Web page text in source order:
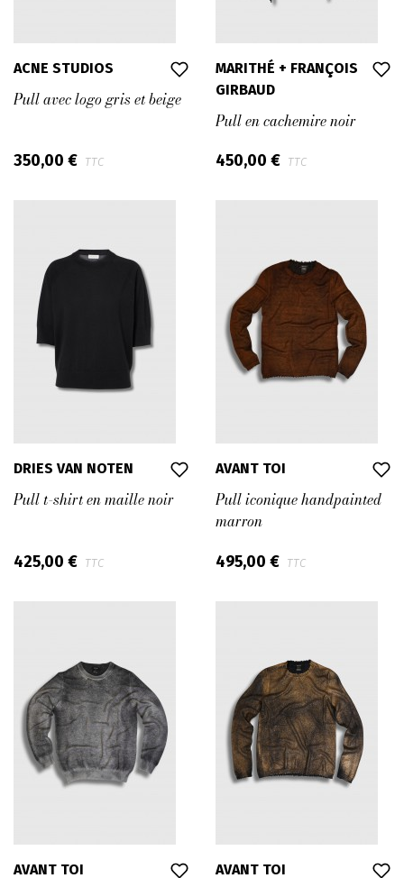
ACNE STUDIOS
Pull avec logo gris et beige
350,00 € TTC
MARITHÉ + FRANÇOIS
GIRBAUD
Pull en cachemire noir
450,00 € TTC
DRIES VAN NOTEN
Pull t-shirt en maille noir
425,00 € TTC
AVANT TOI
Pull iconique handpainted
marron
495,00 € TTC
AVANT TOI AVANT TOI